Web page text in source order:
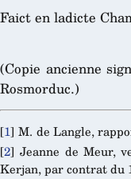
Faict en ladicte
(Copie ancienne
Rosmorduc.)
[1] M. de Langle,
[2]Jeanne de Meur,
Kerjan, par contrat du